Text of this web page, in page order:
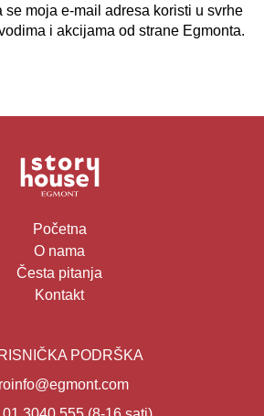
moja e-mail adresa koristi u svrhe
i akcijama od strane Egmonta.
Početna
O nama
Česta pitanja
Kontakt
PODRŠKA